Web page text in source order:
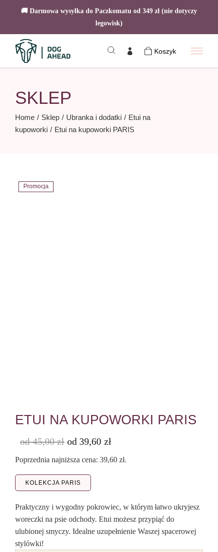
🚚 Darmowa wysyłka do Paczkomatu od 349 zł (nie dotyczy
legowisk)
content
Koszyk
SKLEP
Home Sklep Ubranka i dodatki
Etui na
kupoworki
Etui na kupoworki PARIS
Promocja
ETUI NA KUPOWORKI PARIS
od45,00zł od 39,60 zł
Poprzednia najniższa cena:39,60zł.
KOLEKCJA PARIS
Praktyczny i wygodny pokrowiec, w którym łatwo ukryjesz
woreczki na psie odchody. Etui możesz przypiąć do
ulubionej smyczy. Idealne uzupełnienie Waszej spacerowej
stylówki!